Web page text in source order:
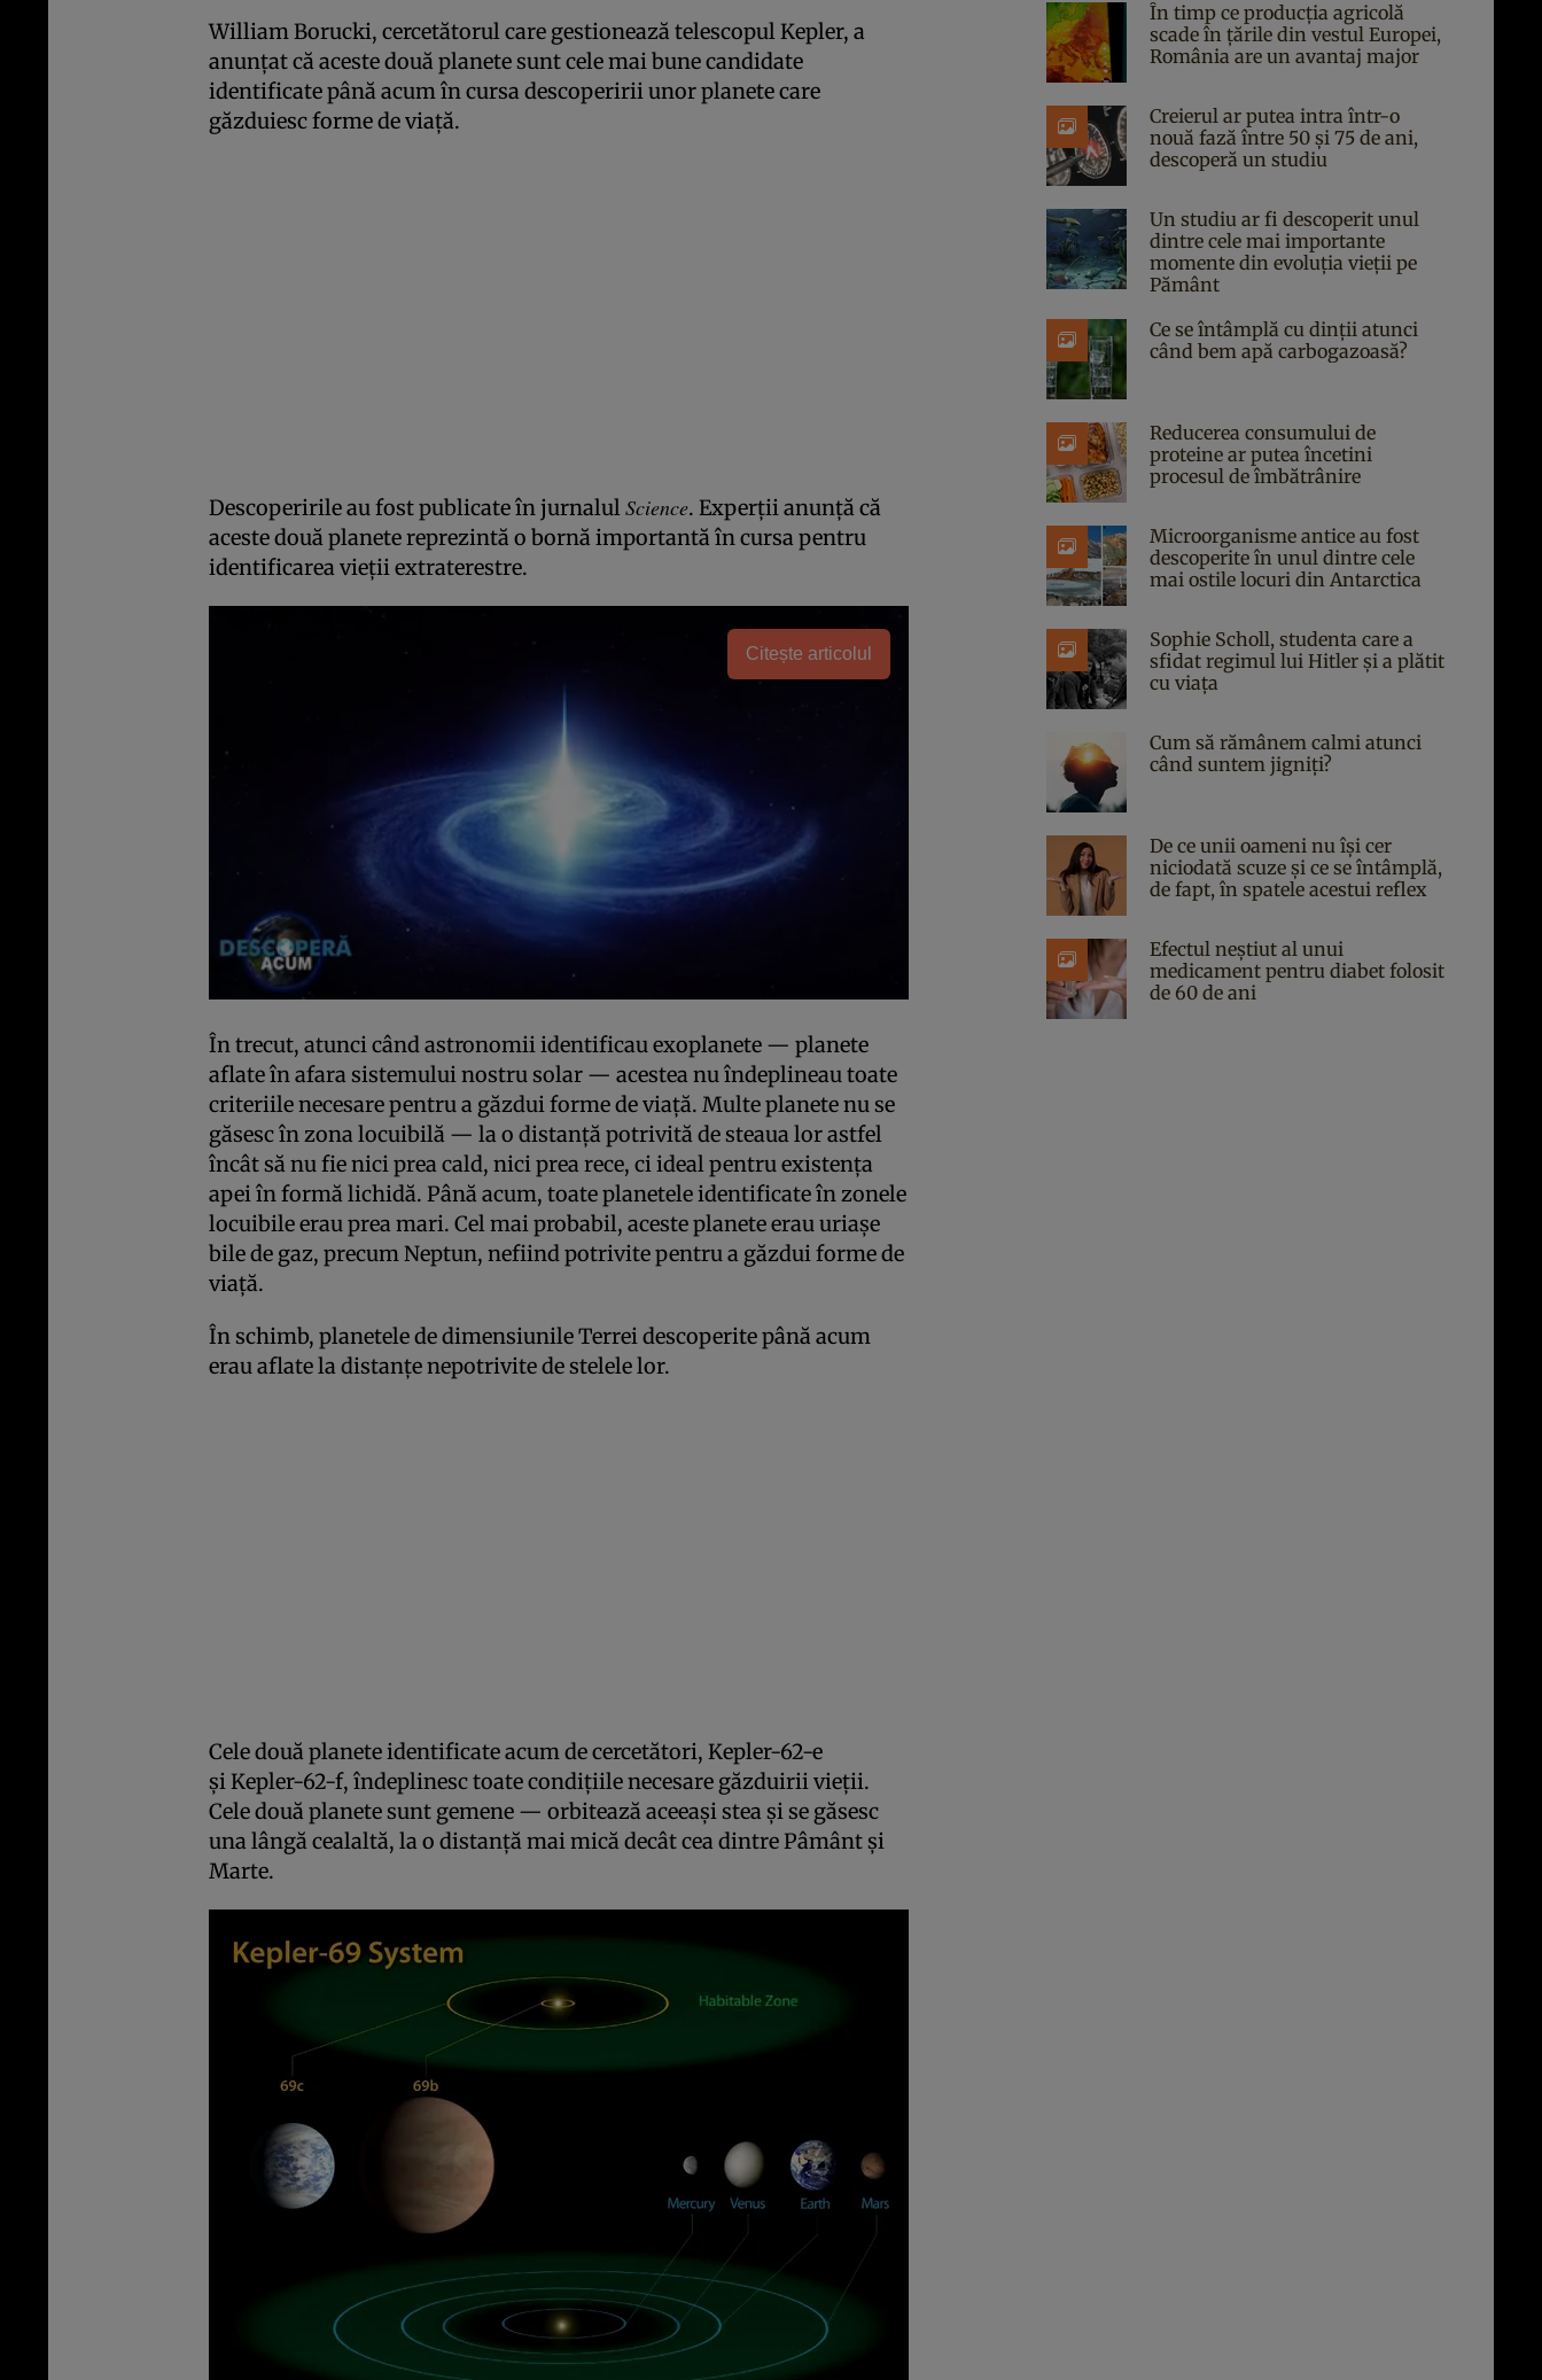
William Borucki, cercetătorul care gestionează telescopul Kepler, a
anunţat că aceste două planete sunt cele mai bune candidate
identificate până acum în cursa descoperirii unor planete care
găzduiesc forme de viaţă.
Descoperirile au fost publicate în jurnalulScience. Experţii anunţă că
aceste două planete reprezintă o bornă importantă în cursa pentru
identificarea vieţii extraterestre.
Citește articolul
În trecut, atunci când astronomii identificau exoplanete — planete
aflate în afara sistemului nostru solar — acestea nu îndeplineau toate
criteriile necesare pentru a găzdui forme de viaţă. Multe planete nu se
găsesc în zona locuibilă — la o distanţă potrivită de steaua lor astfel
încât să nu fie nici prea cald, nici prea rece, ci ideal pentru existenţa
apei în formă lichidă. Până acum, toate planetele identificate în zonele
locuibile erau prea mari. Cel mai probabil, aceste planete erau uriaşe
bile de gaz, precum Neptun, nefiind potrivite pentru a găzdui forme de
viaţă.
În schimb, planetele de dimensiunile Terrei descoperite până acum
erau aflate la distanţe nepotrivite de stelele lor.
Cele două planete identificate acum de cercetători, Kepler-62-e
şi Kepler-62-f, îndeplinesc toate condiţiile necesare găzduirii vieţii.
Cele două planete sunt gemene — orbitează aceeaşi stea şi se găsesc
una lângă cealaltă, la o distanţă mai mică decât cea dintre Pâmânt şi
Marte.
În timp ce producția agricolă
scade în țările din vestul Europei,
România are un avantaj major
Creierul ar putea intra într-o
nouă fază între 50 și 75 de ani,
descoperă un studiu
Un studiu ar fi descoperit unul
dintre cele mai importante
momente din evoluția vieții pe
Pământ
Ce se întâmplă cu dinții atunci
când bem apă carbogazoasă?
Reducerea consumului de
proteine ar putea încetini
procesul de îmbătrânire
Microorganisme antice au fost
descoperite în unul dintre cele
mai ostile locuri din Antarctica
Sophie Scholl, studenta care a
sfidat regimul lui Hitler și a plătit
cu viața
Cum să rămânem calmi atunci
când suntem jigniți?
De ce unii oameni nu își cer
niciodată scuze și ce se întâmplă,
de fapt, în spatele acestui reflex
Efectul neștiut al unui
medicament pentru diabet folosit
de 60 de ani